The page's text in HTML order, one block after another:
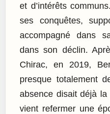
et d’intérêts
ses conquêtes,
accompagné dans
dans son déclin.
Chirac, en 2019,
presque totalement
absence disait déjà la
vient refermer une